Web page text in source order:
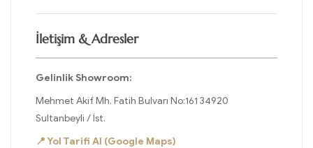
İletişim & Adresler
Gelinlik Showroom:
Mehmet Akif Mh. Fatih Bulvarı No:161 34920
Sultanbeyli / İst.
📍 Yol Tarifi Al (Google Maps)